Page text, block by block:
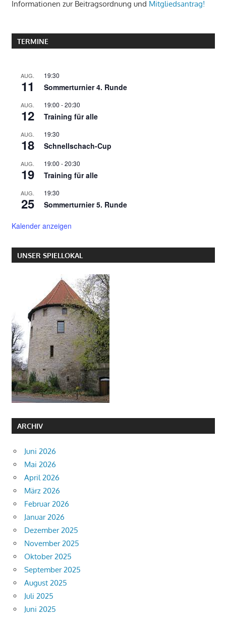
Informationen zur Beitragsordnung und Mitgliedsantrag!
TERMINE
AUG.
11
19:30
Sommerturnier 4. Runde
AUG.
12
19:00 -20:30
Training für alle
AUG.
18
19:30
Schnellschach-Cup
AUG.
19
19:00 -20:30
Training für alle
AUG.
25
19:30
Sommerturnier 5. Runde
Kalender anzeigen
UNSER SPIELLOKAL
ARCHIV
Juni 2026
Mai 2026
April 2026
März 2026
Februar 2026
Januar 2026
Dezember 2025
November 2025
Oktober 2025
September 2025
August 2025
Juli 2025
Juni 2025